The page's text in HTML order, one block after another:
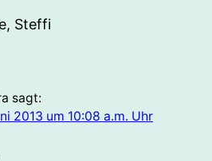
Steffi
sagt:
2013 um 10:08 a.m. Uhr